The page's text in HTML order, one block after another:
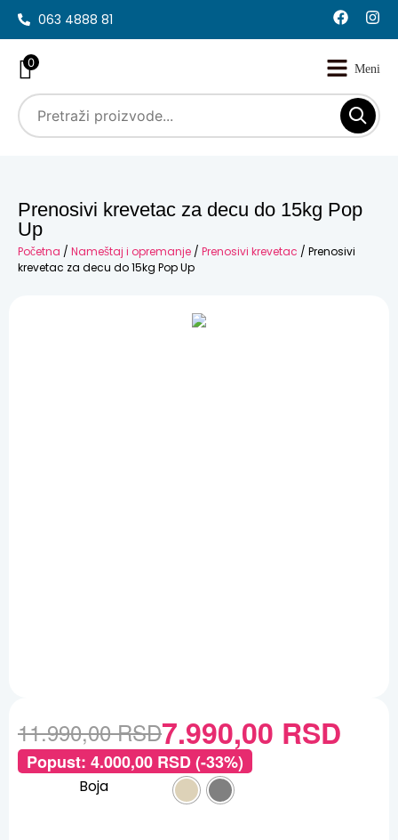
063 4888 81
0
Prenosivi krevetac za decu do 15kg Pop
Up
Početna / Nameštaj i opremanje / Prenosivi krevetac / Prenosivi
krevetac za decu do 15kg Pop Up
11.990,00RSD7.990,00 RSD
Popust: 4.000,00 RSD(-33%)
Boja